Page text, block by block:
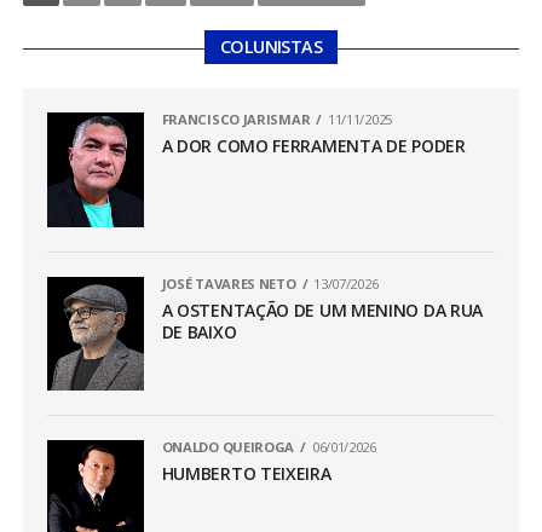
COLUNISTAS
FRANCISCO JARISMAR 11/11/2025
A DOR COMO FERRAMENTA DE PODER
JOSÉ TAVARES NETO 13/07/2026
A OSTENTAÇÃO DE UM MENINO DA RUA
DE BAIXO
ONALDO QUEIROGA 06/01/2026
HUMBERTO TEIXEIRA